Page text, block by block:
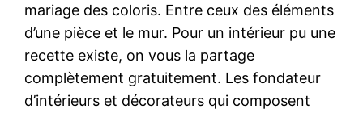
mariage des coloris. Entre ceux des éléments
d’une pièce et le mur. Pour un intérieur pu une
recette existe, on vous la partage
complètement gratuitement. Les fondateur
d’intérieurs et décorateurs qui composent